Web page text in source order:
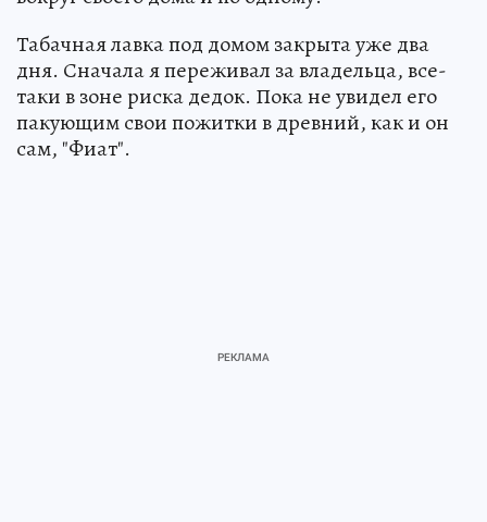
Табачная лавка под домом закрыта уже два
дня. Сначала я переживал за владельца, все-
таки в зоне риска дедок. Пока не увидел его
пакующим свои пожитки в древний, как и он
сам, "Фиат".